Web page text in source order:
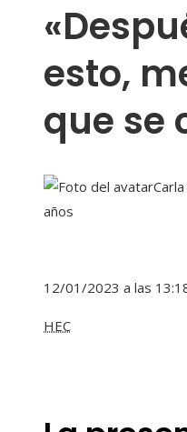
esto,
que se
años
12/01/2023 a las
HEC